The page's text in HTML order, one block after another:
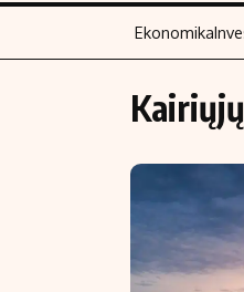
Turinys
Naujienos
Aplinka
Energetika
Ekonomika